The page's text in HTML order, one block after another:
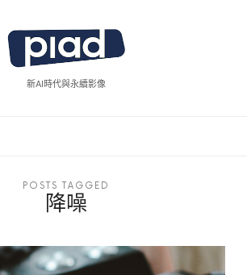
piad
拍
新AI時代與永續影像
POSTS TAGGED
降噪